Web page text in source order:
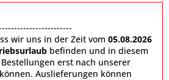
wir uns in der Zeit vom 05.08.2026
befinden und in diesem
erst nach unserer
Auslieferungen können